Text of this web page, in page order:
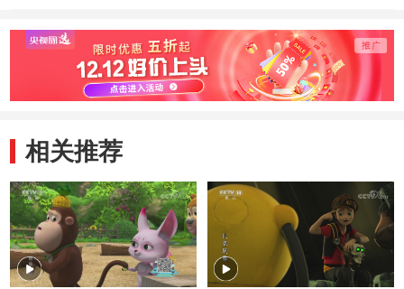
季） 梨子争夺战
季） 有条理的一
家子
季）
行家
相关推荐